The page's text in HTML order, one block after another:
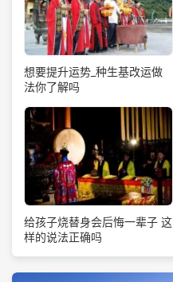
想要提升运势_种生基改运做
法你了解吗
给孩子烧替身会后悔一辈子 这
样的说法正确吗